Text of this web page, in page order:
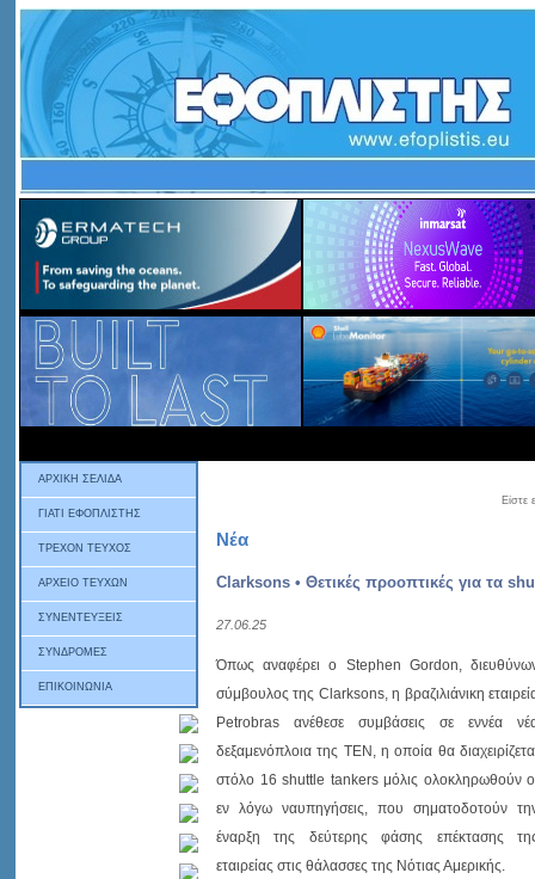
ΑΡΧΙΚΗ ΣΕΛΙΔΑ
ΓΙΑΤΙ ΕΦΟΠΛΙΣΤΗΣ
ΤΡΕΧΟΝ ΤΕΥΧΟΣ
ΑΡΧΕΙΟ ΤΕΥΧΩΝ
ΣΥΝΕΝΤΕΥΞΕΙΣ
ΣΥΝΔΡΟΜΕΣ
ΕΠΙΚΟΙΝΩΝΙΑ
Νέα
Clarksons • Θετικές προοπτικές για τα
27.06.25
Όπως αναφέρει ο Stephen Gordon,
σύμβουλος της Clarksons, η βραζιλιάνικη
Petrobras ανέθεσε συμβάσεις σε εννέα
δεξαμενόπλοια της ΤΕΝ, η οποία θα
στόλο 16 shuttle tankers μόλις ολοκληρωθούν
εν λόγω ναυπηγήσεις, που σηματοδοτούν
έναρξη της δεύτερης φάσης επέκτασης
εταιρείας στις θάλασσες της Νότιας Αμερικής.